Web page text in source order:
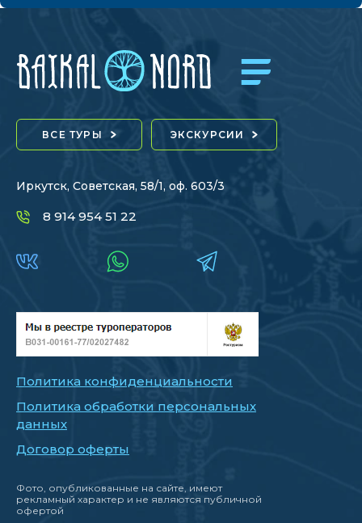
ВСЕ ТУРЫ ЭКСКУРСИИ
Иркутск, Советская, 58/1, оф. 603/3
8 914 954 51 22
Политика конфиденциальности
Политика обработки персональных
данных
Договор оферты
Фото, опубликованные на сайте, имеют
рекламный характер и не являются публичной
офертой